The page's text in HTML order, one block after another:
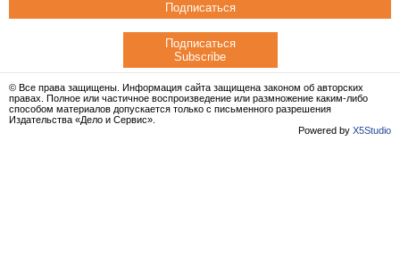
Подписаться
Подписаться
Subscribe
© Все права защищены. Информация сайта защищена законом об авторских
правах. Полное или частичное воспроизведение или размножение каким-либо
способом материалов допускается только с письменного разрешения
Издательства «Дело и Сервис».
Powered by X5Studio